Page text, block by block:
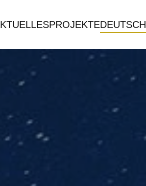
PROJEKTEDEUTSCH